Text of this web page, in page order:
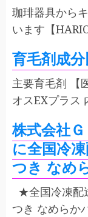
珈琲器具から
います【
育毛剤成
主要育毛剤 【
オスEXプラス
株式会社
に全国冷
つき なめ
★全国冷凍配
つき なめらか